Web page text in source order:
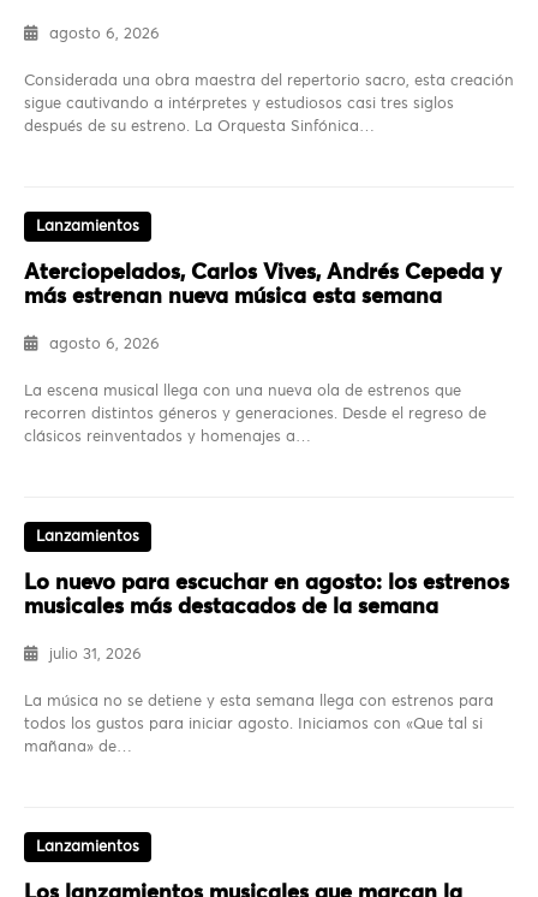
agosto 6, 2026
Considerada una obra maestra del repertorio sacro, esta creación
sigue cautivando a intérpretes y estudiosos casi tres siglos
después de su estreno. La Orquesta Sinfónica…
Lanzamientos
Aterciopelados, Carlos Vives, Andrés Cepeda y
más estrenan nueva música esta semana
agosto 6, 2026
La escena musical llega con una nueva ola de estrenos que
recorren distintos géneros y generaciones. Desde el regreso de
clásicos reinventados y homenajes a…
Lanzamientos
Lo nuevo para escuchar en agosto: los estrenos
musicales más destacados de la semana
julio 31, 2026
La música no se detiene y esta semana llega con estrenos para
todos los gustos para iniciar agosto. Iniciamos con «Que tal si
mañana» de…
Lanzamientos